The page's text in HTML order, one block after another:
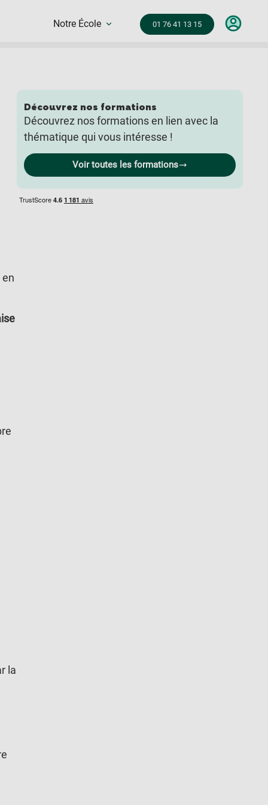
Notre École 01 76 41 13 15
la
Découvrez nos formations
Découvrez nos formations en lien avec la
thématique qui vous intéresse !
Voir toutes les formations